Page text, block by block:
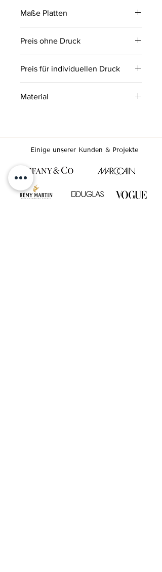
Maße Platten
Rechts: 150 x 60
Preis ohne Druck
Preis für individuellen Druck
Material
Einige unserer Kunden & Projekte